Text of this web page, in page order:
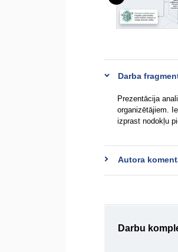
Darba
Prezentācija
organizētājiem.
izprast nodokļu
Autora
Darbu